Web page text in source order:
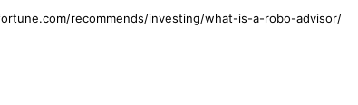
recommends/investing/what-is-a-robo-advisor/